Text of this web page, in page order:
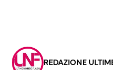
REDAZIONE